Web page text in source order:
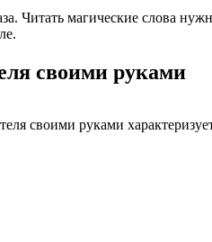
Читать магические слова
своими руками
своими руками